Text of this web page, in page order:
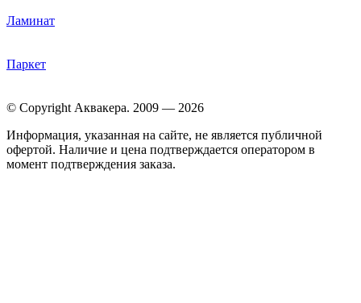
Ламинат
Паркет
© Copyright Аквакера. 2009 — 2026
Информация, указанная на сайте, не является публичной
офертой. Наличие и цена подтверждается оператором в
момент подтверждения заказа.